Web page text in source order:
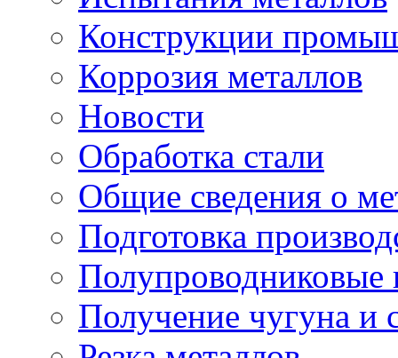
Конструкции
Коррозия металлов
Новости
Обработка стали
Общие сведения о
Подготовка
Получение чугуна и